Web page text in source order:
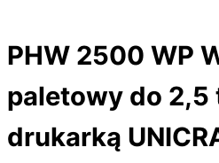
PHW 2500 WP
paletowy do 2,5
drukarką